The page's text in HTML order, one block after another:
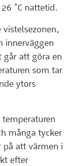
°C nattetid.
vistelsezonen,
innerväggen
går att göra en
som tar
ytors
många tycker
att värmen i
efter